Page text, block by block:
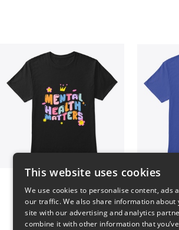
$23
This website uses cookies
We use cookies to personalise content, ads
our traffic. We also share information about
site with our advertising and analytics
combine it with other information that